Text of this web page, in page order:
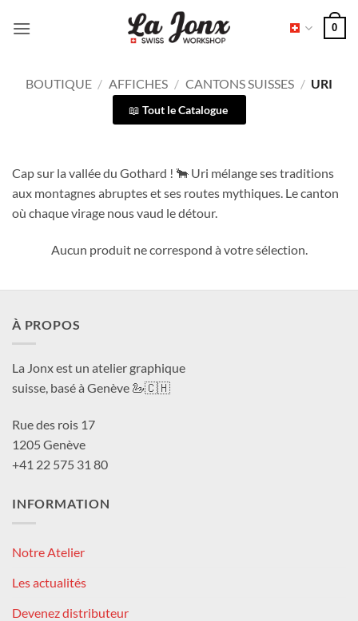
0
BOUTIQUE / AFFICHES / CANTONS SUISSES / URI
Tout le Catalogue
Cap sur la vallée du Gothard ! 🐂 Uri mélange ses traditions
aux montagnes abruptes et ses routes mythiques. Le canton
où chaque virage nous vaud le détour.
Aucun produit ne correspond à votre sélection.
À PROPOS
La Jonx est un atelier graphique
suisse, basé à Genève 🦢🇨🇭
Rue des rois 17
1205 Genève
+41 22 575 31 80
INFORMATION
Notre Atelier
Les actualités
Devenez distributeur